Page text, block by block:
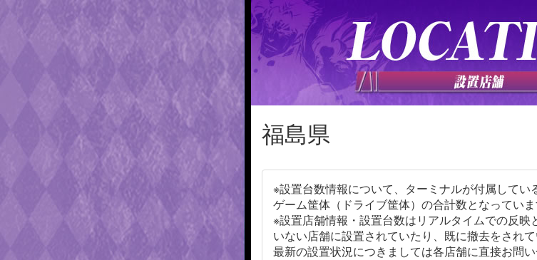
福島県
※設置台数情報について、ターミナルが付属してい
ゲーム筐体（ドライブ筐体）の合計数となっていま
※設置店舗情報・設置台数はリアルタイムでの反映
いない店舗に設置されていたり、既に撤去をされて
最新の設置状況につきましては各店舗に直接お問い